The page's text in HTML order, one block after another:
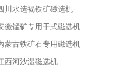
川水选褐铁矿磁选机
徽锰矿专用干式磁选机
蒙古铁矿石专用磁选机
西河沙湿磁选机